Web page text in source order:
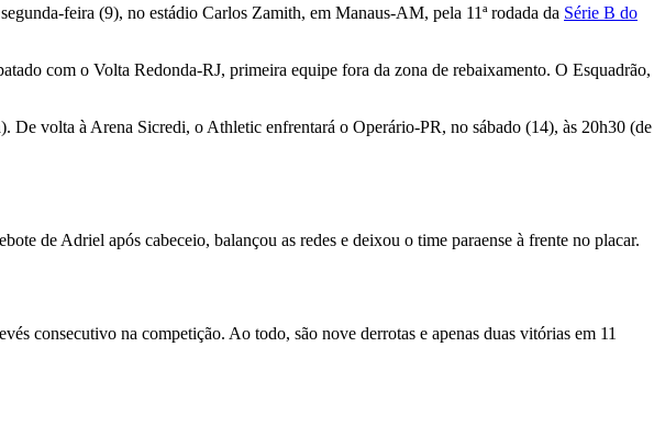
segunda-feira (9), no estádio Carlos Zamith, em Manaus-AM, pela 11ª rodada da Série B do
com o Volta Redonda-RJ, primeira equipe fora da zona de rebaixamento. O Esquadrão,
volta à Arena Sicredi, o Athletic enfrentará o Operário-PR, no sábado (14), às 20h30 (de
de Adriel após cabeceio, balançou as redes e deixou o time paraense à frente no placar.
consecutivo na competição. Ao todo, são nove derrotas e apenas duas vitórias em 11